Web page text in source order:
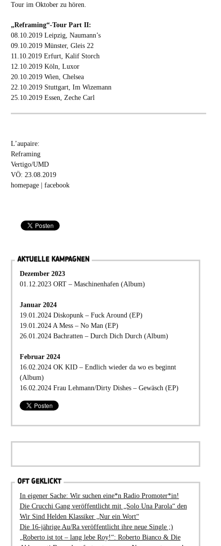
Tour im Oktober zu hören.
„Reframing“-Tour Part II:
08.10.2019 Leipzig, Naumann’s
09.10.2019 Münster, Gleis 22
11.10.2019 Erfurt, Kalif Storch
12.10.2019 Köln, Luxor
20.10.2019 Wien, Chelsea
22.10.2019 Stuttgart, Im Wizemann
25.10.2019 Essen, Zeche Carl
L’aupaire:
Reframing
Vertigo/UMD
VÖ: 23.08.2019
homepage| facebook
AKTUELLE KAMPAGNEN
Dezember 2023
01.12.2023 ORT – Maschinenhafen (Album)
Januar 2024
19.01.2024 Diskopunk – Fuck Around (EP)
19.01.2024 A Mess – No Man (EP)
26.01.2024 Bachratten – Durch Dich Durch (Album)
Februar 2024
16.02.2024 OK KID – Endlich wieder da wo es beginnt
(Album)
16.02.2024 Frau Lehmann/Dirty Dishes – Gewäsch (EP)
OFT GEKLICKT
In eigener Sache: Wir suchen eine*n Radio Promoter*in!
Die Crucchi Gang veröffentlicht mit „Solo Una Parola“ den
Wir Sind Helden Klassiker „Nur ein Wort“
Die 16-jährige Au/Ra veröffentlicht ihre neue Single ;)
„Roberto ist tot – lang lebe Roy!“: Roberto Bianco & Die